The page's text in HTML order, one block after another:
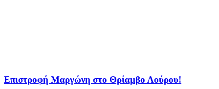
Επιστροφή Μαργώνη στο Θρίαμβο Λούρου!